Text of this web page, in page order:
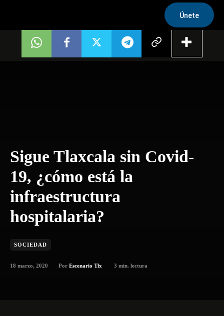
Únete
Sigue Tlaxcala sin Covid-
19, ¿cómo está la
infraestructura
hospitalaria?
SOCIEDAD
18 marzo, 2020 Por Escenario Tlx 3 min. lectura